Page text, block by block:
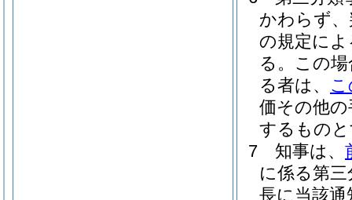
かわらず
の規定に
る。 この
る者は、
価その他
するもの
7
知事は、
に係る第
長に当該